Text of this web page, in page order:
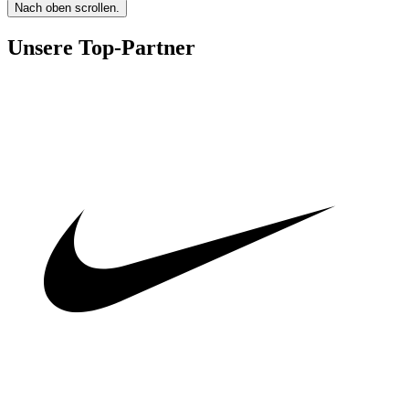
Nach oben scrollen.
Unsere Top-Partner